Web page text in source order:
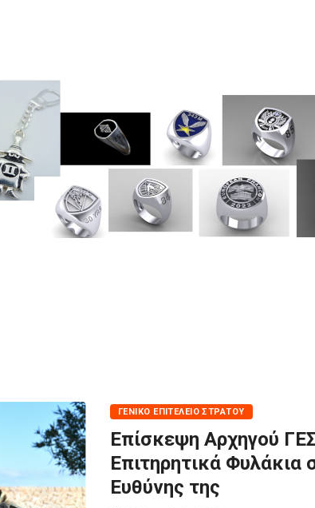
ΓΕΝΙΚΌ ΕΠΙΤΕΛΕΊΟ ΣΤΡΑΤΟΎ
Επίσκεψη Αρχηγού
Επιτηρητικά Φυλάκια
Ευθύνης της